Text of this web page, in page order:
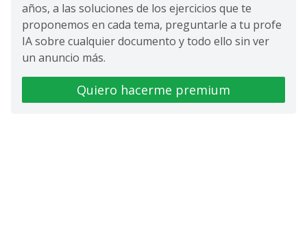
años, a las soluciones de los ejercicios que te
proponemos en cada tema, preguntarle a tu profe
IA sobre cualquier documento y todo ello sin ver
un anuncio más.
Quiero hacerme premium